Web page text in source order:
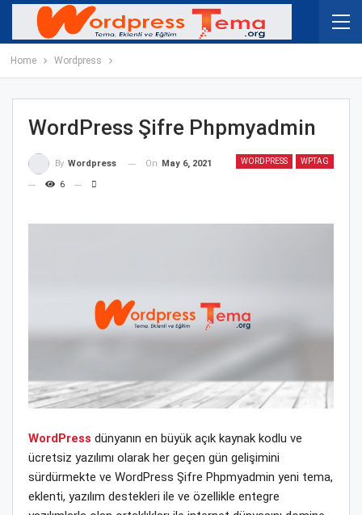
Home Wordpress
WordPress Şifre Phpmyadmin
WORDPRESS WPTAG
By Wordpress On May 6, 2021
6
WordPress dünyanın en büyük açık kaynak kodlu ve
ücretsiz yazılımı olarak her geçen gün gelişimini
sürdürmekte ve WordPress Şifre Phpmyadmin yeni tema,
eklenti, yazılım destekleri ile ve özellikle entegre